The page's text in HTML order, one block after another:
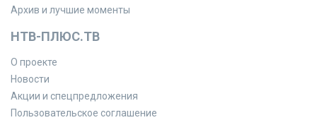
Архив и лучшие моменты
НТВ-ПЛЮС.ТВ
О проекте
Новости
Акции и спецпредложения
Пользовательское соглашение